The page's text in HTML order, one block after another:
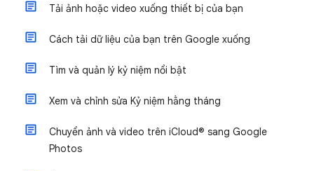
Tải ảnh hoặc video xuống thiết bị của bạn
Cách tải dữ liệu của bạn trên Google xuống
Tìm và quản lý kỷ niệm nổi bật
Xem và chỉnh sửa Kỷ niệm hằng tháng
Chuyển ảnh và video trên iCloud® sang Google
Photos